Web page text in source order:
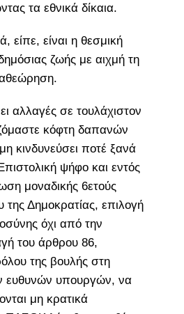
τα εθνικά δίκαια.
είπε, είναι η θεσμική
ζωής με αιχμή τη
αλλαγές σε τουλάχιστον
κόφτη δαπανών
κινδυνεύσει ποτέ ξανά
ψήφο και εντός
μοναδικής 6ετούς
της Δημοκρατίας, επιλογή
όχι από την
του άρθρου 86,
της βουλής στη
ευθυνών υπουργών, να
μη κρατικά